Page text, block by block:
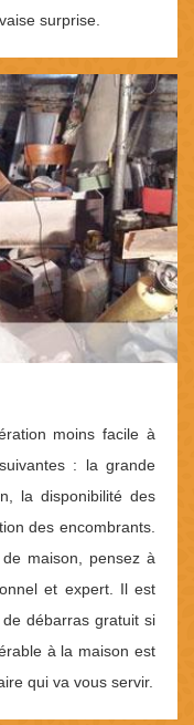
surprise.
moins facile à
: la grande
la disponibilité des
des encombrants.
maison, pensez à
et expert. Il est
débarras gratuit si
à la maison est
qui va vous servir.